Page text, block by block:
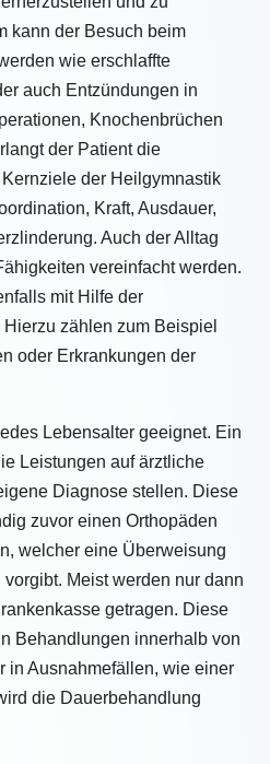
kann der Besuch beim
wie erschlaffte
auch Entzündungen in
Knochenbrüchen
der Patient die
der Heilgymnastik
Kraft, Ausdauer,
Auch der Alltag
vereinfacht werden.
mit Hilfe der
zählen zum Beispiel
oder Erkrankungen der
Lebensalter geeignet. Ein
Leistungen auf ärztliche
Diagnose stellen. Diese
zuvor einen Orthopäden
welcher eine Überweisung
Meist werden nur dann
getragen. Diese
Behandlungen innerhalb von
in Ausnahmefällen, wie einer
die Dauerbehandlung